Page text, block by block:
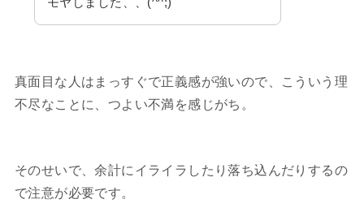
真面目な人はまっすぐで正義感が強いので、こういう理
不尽なことに、つよい不満を感じがち。
そのせいで、余計にイライラしたり落ち込んだりするの
で注意が必要です。